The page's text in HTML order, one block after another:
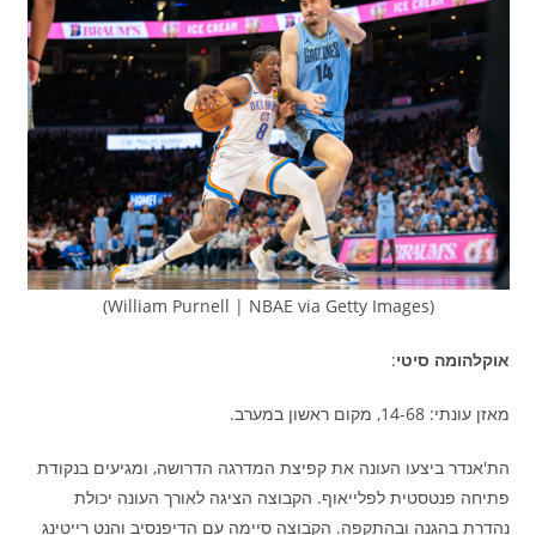
(William Purnell | NBAE via Getty Images)
אוקלהומה סיטי:
מאזן עונתי: 14-68, מקום ראשון במערב.
הת'אנדר ביצעו העונה את קפיצת המדרגה הדרושה, ומגיעים בנקודת
פתיחה פנטסטית לפלייאוף. הקבוצה הציגה לאורך העונה יכולת
נהדרת בהגנה ובהתקפה. הקבוצה סיימה עם הדיפנסיב והנט רייטינג